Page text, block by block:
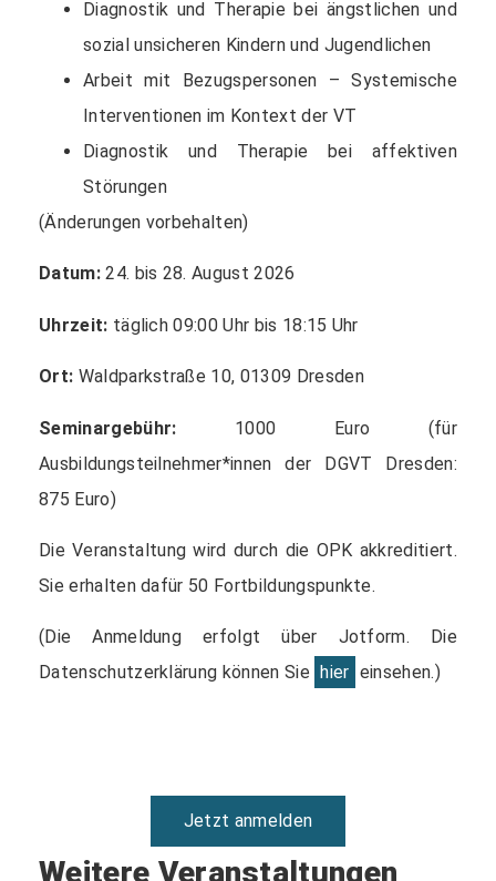
Diagnostik und Therapie bei ängstlichen und
sozial unsicheren Kindern und Jugendlichen
Arbeit mit Bezugspersonen – Systemische
Interventionen im Kontext der VT
Diagnostik und Therapie bei affektiven
Störungen
(Änderungen vorbehalten)
Datum:24. bis 28. August 2026
Uhrzeit: täglich 09:00 Uhr bis 18:15 Uhr
Ort: Waldparkstraße 10, 01309 Dresden
Seminargebühr: 1000 Euro (für
Ausbildungsteilnehmer*innen der DGVT Dresden:
875 Euro)
Die Veranstaltung wird durch die OPK akkreditiert.
Sie erhalten dafür 50 Fortbildungspunkte.
(Die Anmeldung erfolgt über Jotform. Die
Datenschutzerklärung können Sie
hier einsehen.)
Jetzt anmelden
Weitere Veranstaltungen